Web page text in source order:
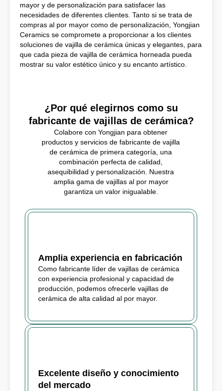
mayor y de personalización para satisfacer las
necesidades de diferentes clientes. Tanto si se trata de
compras al por mayor como de personalización, Yongjian
Ceramics se compromete a proporcionar a los clientes
soluciones de vajilla de cerámica únicas y elegantes, para
que cada pieza de vajilla de cerámica horneada pueda
mostrar su valor estético único y su encanto artístico.
¿Por qué elegirnos como su
fabricante de vajillas de cerámica?
Colabore con Yongjian para obtener
productos y servicios de fabricante de vajilla
de cerámica de primera categoría, una
combinación perfecta de calidad,
asequibilidad y personalización. Nuestra
amplia gama de vajillas al por mayor
garantiza un valor inigualable.
Amplia experiencia en fabricación
Como fabricante líder de vajillas de cerámica
con experiencia profesional y capacidad de
producción, podemos ofrecerle vajillas de
cerámica de alta calidad al por mayor.
Excelente diseño y conocimiento
del mercado